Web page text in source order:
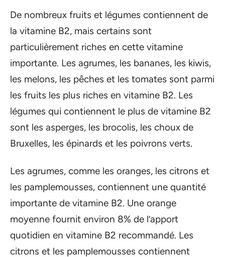
De nombreux fruits et légumes contiennent de
la vitamine B2, mais certains sont
particulièrement riches en cette vitamine
importante. Les agrumes, les bananes, les kiwis,
les melons, les pêches et les tomates sont parmi
les fruits les plus riches en vitamine B2. Les
légumes qui contiennent le plus de vitamine B2
sont les asperges, les brocolis, les choux de
Bruxelles, les épinards et les poivrons verts.
Les agrumes, comme les oranges, les citrons et
les pamplemousses, contiennent une quantité
importante de vitamine B2. Une orange
moyenne fournit environ 8% de l’apport
quotidien en vitamine B2 recommandé. Les
citrons et les pamplemousses contiennent